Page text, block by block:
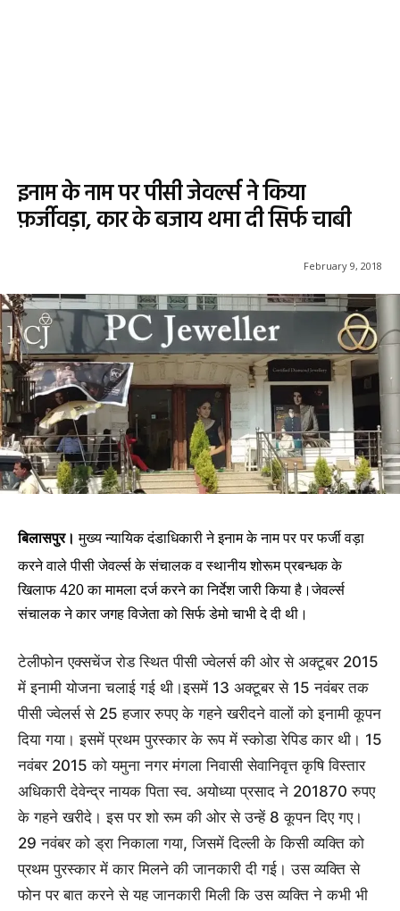
इनाम के नाम पर पीसी जेवर्ल्स ने किया
फ़र्जीवड़ा, कार के बजाय थमा दी सिर्फ चाबी
February 9, 2018
बिलासपुर।मुख्य न्यायिक दंडाधिकारी ने इनाम के नाम पर पर फर्जी वड़ा
करने वाले पीसी जेवर्ल्स के संचालक व स्थानीय शोरूम प्रबन्धक के
खिलाफ 420 का मामला दर्ज करने का निर्देश जारी किया है।जेवर्ल्स
संचालक ने कार जगह विजेता को सिर्फ डेमो चाभी दे दी थी।
टेलीफोन एक्सचेंज रोड स्थित पीसी ज्वेलर्स की ओर से अक्टूबर 2015
में इनामी योजना चलाई गई थी।इसमें 13 अक्टूबर से 15 नवंबर तक
पीसी ज्वेलर्स से 25 हजार रुपए के गहने खरीदने वालों को इनामी कूपन
दिया गया। इसमें प्रथम पुरस्कार के रूप में स्कोडा रेपिड कार थी। 15
नवंबर 2015 को यमुना नगर मंगला निवासी सेवानिवृत्त कृषि विस्तार
अधिकारी देवेन्द्र नायक पिता स्व. अयोध्या प्रसाद ने 201870 रुपए
के गहने खरीदे। इस पर शो रूम की ओर से उन्हें 8 कूपन दिए गए।
29 नवंबर को ड्रा निकाला गया, जिसमें दिल्ली के किसी व्यक्ति को
प्रथम पुरस्कार में कार मिलने की जानकारी दी गई। उस व्यक्ति से
फोन पर बात करने से यह जानकारी मिली कि उस व्यक्ति ने कभी भी